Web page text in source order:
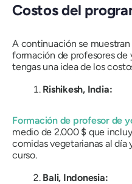
Costos del
A continuación se muestran
formación de profesores de
tengas una idea de los
Rishikesh, India:
Formación de profesor de
medio de 2.000 $ que
comidas vegetarianas al día
curso.
Bali, Indonesia: